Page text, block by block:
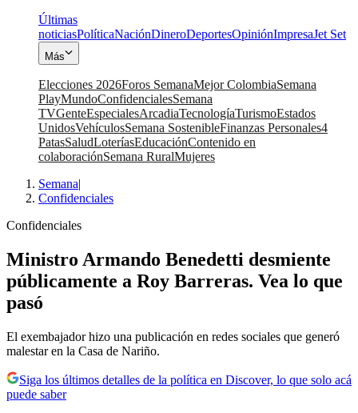
Últimas
noticiasPolíticaNaciónDineroDeportesOpiniónImpresaJet Set
Más
Elecciones 2026Foros SemanaMejor ColombiaSemana
PlayMundoConfidencialesSemana
TVGenteEspecialesArcadiaTecnologíaTurismoEstados
UnidosVehículosSemana SostenibleFinanzas Personales4
PatasSaludLoteríasEducaciónContenido en
colaboraciónSemana RuralMujeres
Semana|
Confidenciales
Confidenciales
Ministro Armando Benedetti desmiente
públicamente a Roy Barreras. Vea lo que
pasó
El exembajador hizo una publicación en redes sociales que generó
malestar en la Casa de Nariño.
Siga los últimos detalles de la política en Discover, lo que solo acá
puede saber